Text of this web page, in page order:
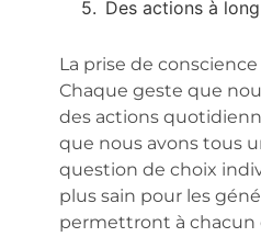
Des actions à
La prise de
Chaque geste que
des actions
que nous avons tous
question de choix
plus sain pour les
permettront à chacun